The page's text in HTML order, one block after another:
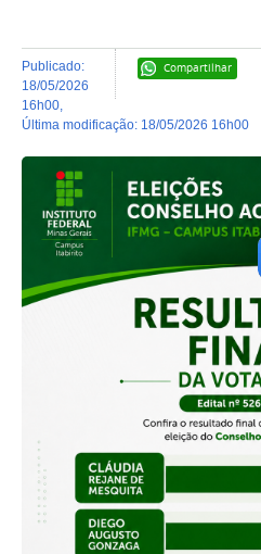
Compartilhar
publicado:
18/05/2026
16h00
última modificação: 18/05/2026 16h00